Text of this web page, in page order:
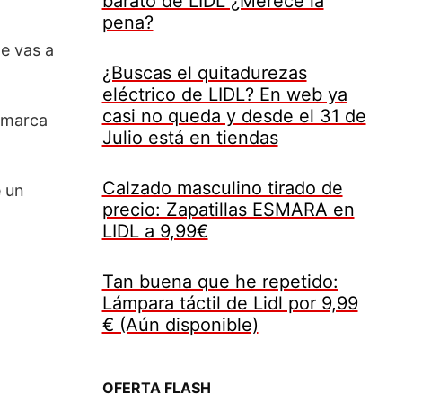
vas a
un
pena?
¿Buscas el quitadurezas
eléctrico de LIDL? En web ya
casi no queda y desde el 31 de
Julio está en tiendas
Calzado masculino tirado de
precio: Zapatillas ESMARA en
LIDL a 9,99€
Tan buena que he repetido:
Lámpara táctil de Lidl por 9,99
€ (Aún disponible)
OFERTA FLASH